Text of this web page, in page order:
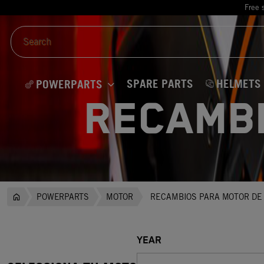
Free
POWERPARTS SPARE PARTS HELMETS
POWERPARTS MOTOR RECAMBIOS PARA MOTOR
YEAR